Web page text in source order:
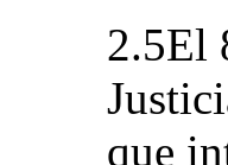
2.5El
que